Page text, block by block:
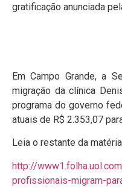
gratificação anunciada
Em Campo Grande, a
migração da clínica
programa do governo
atuais de R$ 2.353,07
Leia o restante da
http://
profissionais-migram-